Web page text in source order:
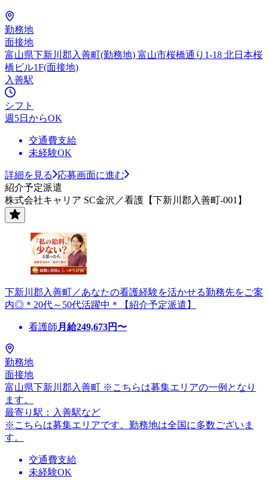
勤務地
面接地
富山県下新川郡入善町(勤務地) 富山市桜橋通り1-18 北日本桜
橋ビル1F(面接地)
入善駅
シフト
週5日からOK
交通費支給
未経験OK
詳細を見る
応募画面に進む
紹介予定派遣
株式会社キャリア SC金沢／看護【下新川郡入善町-001】
下新川郡入善町／あなたの看護経験を活かせる勤務先をご案
内◎＊20代～50代活躍中＊【紹介予定派遣】
看護師 月給249,673円〜
勤務地
面接地
富山県下新川郡入善町 ※こちらは募集エリアの一例となり
ます。
最寄り駅：入善駅など
※こちらは募集エリアです。勤務地は全国に多数ございま
す。
交通費支給
未経験OK